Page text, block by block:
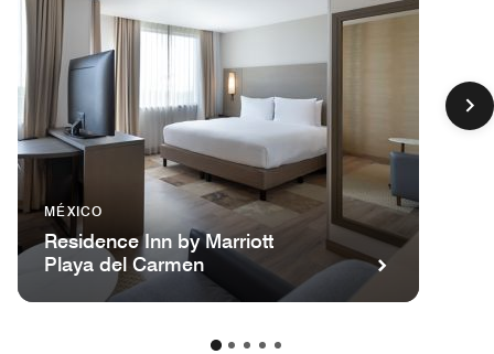
MÉXICO
Residence Inn by Marriott
Playa del Carmen